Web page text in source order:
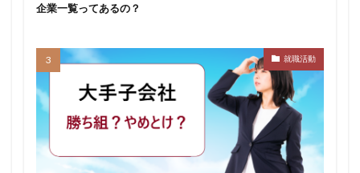
企業一覧ってあるの？
就職活動
狙い目
無理
株式会社ジールコミュニケーションズ
求人探し方
比較 正社員 業界診断
業界別
株式会社リアライブ
株式会社パフ
体育会
11月
アプリ
インターンシップ
インターン